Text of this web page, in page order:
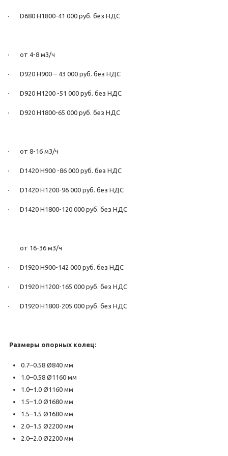
· D680 H1800-41 000 руб. без НДС
· от 4-8 м3/ч
· D920 H900 – 43 000 руб. без НДС
· D920 H1200 -51 000 руб. без НДС
· D920 H1800-65 000 руб. без НДС
· от 8-16 м3/ч
· D1420 H900 -86 000 руб. без НДС
· D1420 H1200-96 000 руб. без НДС
· D1420 H1800-120 000 руб. без НДС
от 16-36 м3/ч
· D1920 H900-142 000 руб. без НДС
· D1920 H1200-165 000 руб. без НДС
· D1920 H1800-205 000 руб. без НДС
Размеры опорных колец:
0.7–0.58 Ø840 мм
1.0–0.58 Ø1160 мм
1.0–1.0 Ø1160 мм
1.5–1.0 Ø1680 мм
1.5–1.5 Ø1680 мм
2.0–1.5 Ø2200 мм
2.0–2.0 Ø2200 мм